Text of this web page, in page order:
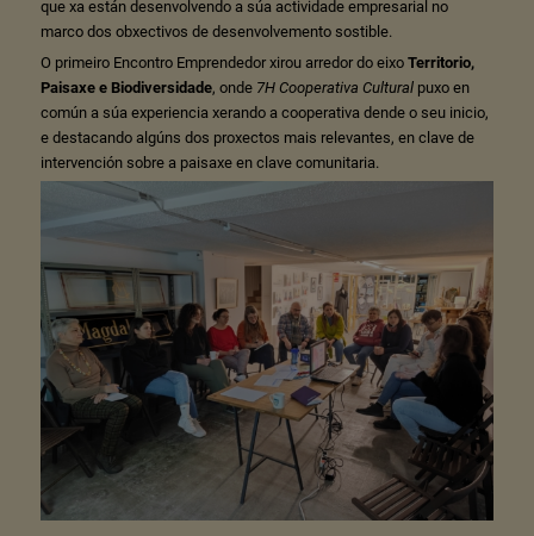
que xa están desenvolvendo a súa actividade empresarial no
marco dos obxectivos de desenvolvemento sostible.
O primeiro Encontro Emprendedor xirou arredor do eixo Territorio,
Paisaxe e Biodiversidade, onde 7H Cooperativa Culturalpuxo en
común a súa experiencia xerando a cooperativa dende o seu inicio,
e destacando algúns dos proxectos mais relevantes, en clave de
intervención sobre a paisaxe en clave comunitaria.